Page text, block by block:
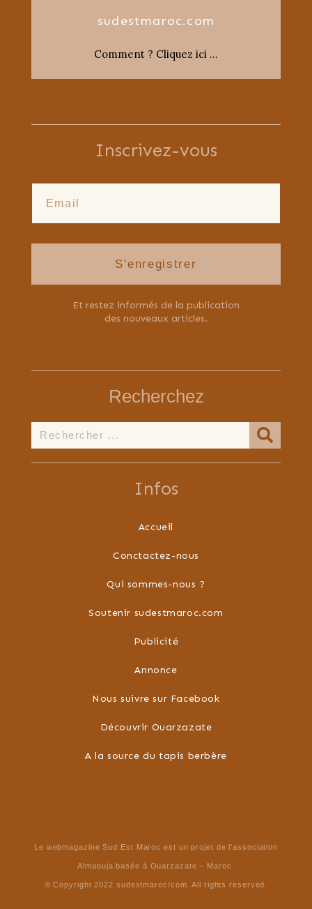
sudestmaroc.com
Comment ? Cliquez ici …
Inscrivez-vous
S'enregistrer
Et restez informés de la publication
des nouveaux articles.
Recherchez
Infos
Accueil
Conctactez-nous
Qui sommes-nous ?
Soutenir sudestmaroc.com
Publicité
Annonce
Nous suivre sur Facebook
Découvrir Ouarzazate
A la source du tapis berbère
Le webmagazine Sud Est Maroc est un projet de l’association
Almaouja basée à Ouarzazate – Maroc.
© Copyright 2022 sudestmaroc/com. All rights reserved.